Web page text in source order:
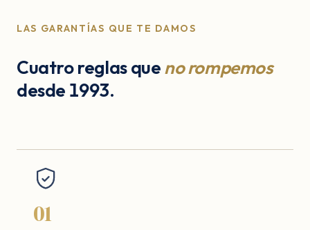
LAS GARANTÍAS QUE TE DAMOS
Cuatro reglas que no rompemos
desde 1993.
01